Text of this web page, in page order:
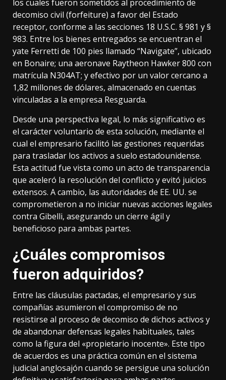
los cuales fueron sometidos al procedimiento de
decomiso civil (forfeiture) a favor del Estado
receptor, conforme a las secciones 18 U.S.C. § 981 y §
983. Entre los bienes entregados se encuentran el
yate Ferretti de 100 pies llamado “Navigate”, ubicado
en Bonaire; una aeronave Raytheon Hawker 800 con
matrícula N304AT; y efectivo por un valor cercano a
1,82 millones de dólares, almacenado en cuentas
vinculadas a la empresa Resguarda.
Desde una perspectiva legal, lo más significativo es
el carácter voluntario de esta solución, mediante el
cual el empresario facilitó las gestiones requeridas
para trasladar los activos a suelo estadounidense.
Esta actitud fue vista como un acto de transparencia
que aceleró la resolución del conflicto y evitó juicios
extensos. A cambio, las autoridades de EE. UU. se
comprometieron a no iniciar nuevas acciones legales
contra Gibelli, asegurando un cierre ágil y
beneficioso para ambas partes.
¿Cuáles compromisos
fueron adquiridos?
Entre las cláusulas pactadas, el empresario y sus
compañías asumieron el compromiso de no
resistirse al proceso de decomiso de dichos activos y
de abandonar defensas legales habituales, tales
como la figura del «propietario inocente». Este tipo
de acuerdos es una práctica común en el sistema
judicial anglosajón cuando se persigue una solución